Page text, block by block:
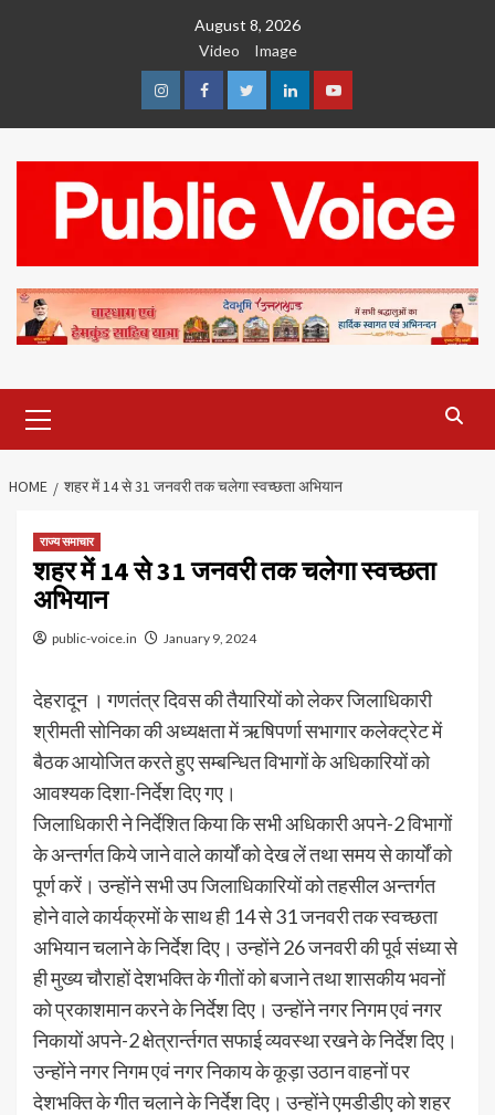
August 8, 2026
Video
Image
InstagramFacebookTwitterLinkedinYoutube
Menu
HOME शहर में 14 से 31 जनवरी तक चलेगा स्वच्छता अभियान
राज्य समाचार
शहर में 14 से 31 जनवरी तक चलेगा स्वच्छता
अभियान
public-voice.in January 9, 2024
देहरादून । गणतंत्र दिवस की तैयारियों को लेकर जिलाधिकारी
श्रीमती सोनिका की अध्यक्षता में ऋषिपर्णा सभागार कलेक्ट्रेट में
बैठक आयोजित करते हुए सम्बन्धित विभागों के अधिकारियों को
आवश्यक दिशा-निर्देश दिए गए।
जिलाधिकारी ने निर्देशित किया कि सभी अधिकारी अपने-2 विभागों
के अन्तर्गत किये जाने वाले कार्यों को देख लें तथा समय से कार्यों को
पूर्ण करें। उन्होंने सभी उप जिलाधिकारियों को तहसील अन्तर्गत
होने वाले कार्यक्रमों के साथ ही 14 से 31 जनवरी तक स्वच्छता
अभियान चलाने के निर्देश दिए। उन्होंने 26 जनवरी की पूर्व संध्या से
ही मुख्य चौराहों देशभक्ति के गीतों को बजाने तथा शासकीय भवनों
को प्रकाशमान करने के निर्देश दिए। उन्होंने नगर निगम एवं नगर
निकायों अपने-2 क्षेत्रार्न्तगत सफाई व्यवस्था रखने के निर्देश दिए।
उन्होंने नगर निगम एवं नगर निकाय के कूड़ा उठान वाहनों पर
देशभक्ति के गीत चलाने के निर्देश दिए। उन्होंने एमडीडीए को शहर